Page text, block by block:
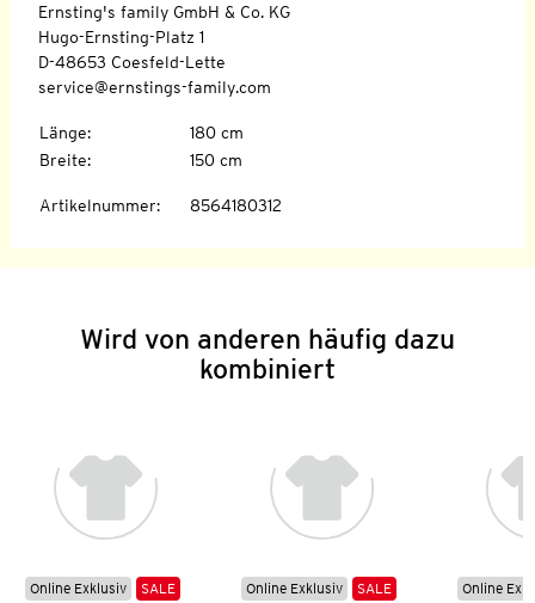
Ernsting's family GmbH & Co. KG
Hugo-Ernsting-Platz 1
D-48653 Coesfeld-Lette
service@ernstings-family.com
Länge:
180 cm
Breite: 150 cm
Artikelnummer: 8564180312
Wird von anderen häufig dazu
kombiniert
Online Exklusiv SALE Online Exklusiv SALE Online